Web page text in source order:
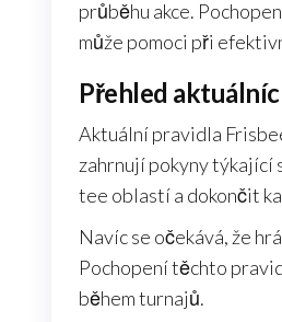
průběhu akce.
může pomoci při
Přehled
Aktuální pravidla
zahrnují pokyny týkající
tee oblastí a dokončit
Navíc se očekává, že
Pochopení těchto
během turnajů.